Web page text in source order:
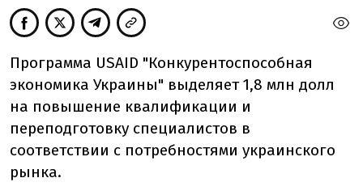
Программа USAID "Конкурентоспособная
экономика Украины" выделяет 1,8 млн долл
на повышение квалификации и
переподготовку специалистов в
соответствии с потребностями украинского
рынка.